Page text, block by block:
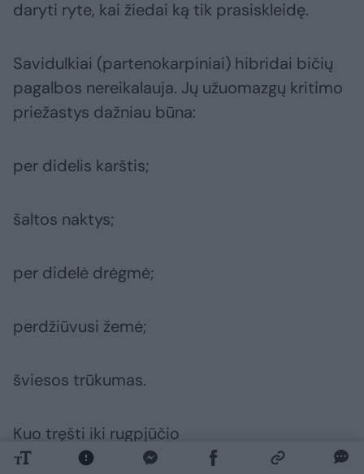
daryti ryte, kai žiedai ką tik prasiskleidę.
Savidulkiai (partenokarpiniai) hibridai bičių
pagalbos nereikalauja. Jų užuomazgų kritimo
priežastys dažniau būna:
per didelis karštis;
šaltos naktys;
per didelė drėgmė;
perdžiūvusi žemė;
šviesos trūkumas.
Kuo tręšti iki rugpjūčio